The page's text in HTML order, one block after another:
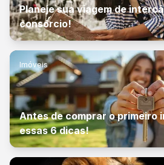
Planeje sua viagem de
consórcio!
Imóveis
Antes de comprar o primeiro
essas 6 dicas!